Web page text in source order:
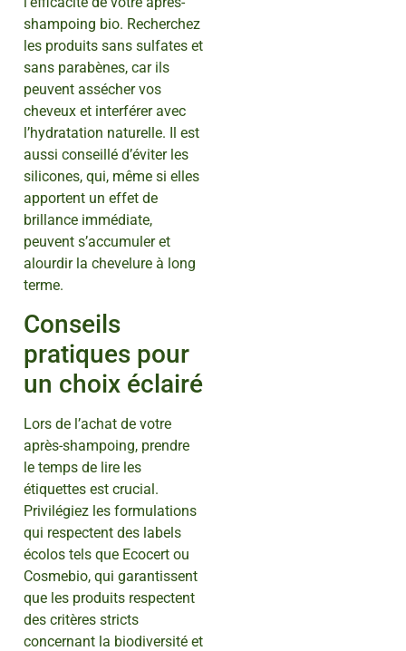
shampoing bio. Recherchez
les produits sans sulfates et
sans parabènes, car ils
peuvent assécher vos
cheveux et interférer avec
l’hydratation naturelle. Il est
aussi conseillé d’éviter les
silicones, qui, même si elles
apportent un effet de
brillance immédiate,
peuvent s’accumuler et
alourdir la chevelure à long
terme.
Conseils
pratiques pour
un choix éclairé
Lors de l’achat de votre
après-shampoing, prendre
le temps de lire les
étiquettes est crucial.
Privilégiez les formulations
qui respectent des labels
écolos tels que Ecocert ou
Cosmebio, qui garantissent
que les produits respectent
des critères stricts
concernant la biodiversité et